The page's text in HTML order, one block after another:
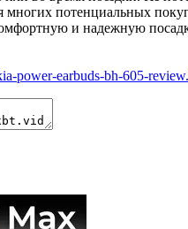
потенциальных
и надежную
power-earbuds-bh-605-